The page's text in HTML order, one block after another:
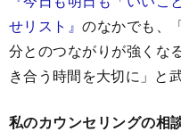
せリスト』のなかでも、
分とのつながりが強くな
き合う時間を大切に」と
私のカウンセリングの相